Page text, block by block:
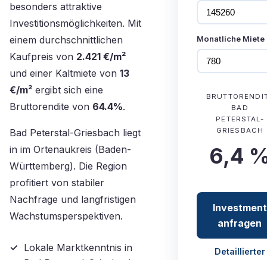
besonders attraktive
Investitionsmöglichkeiten. Mit
einem durchschnittlichen
Kaufpreis von 2.421 €/m²
und einer Kaltmiete von 13
€/m² ergibt sich eine
Bruttorendite von 64.4%.
Bad Peterstal-Griesbach liegt
in im Ortenaukreis (Baden-
Württemberg). Die Region
profitiert von stabiler
Nachfrage und langfristigen
Wachstumsperspektiven.
Lokale Marktkenntnis in
Monatliche Miete
BAD
PETERSTAL-
GRIESBACH
6,4
Investment
anfragen
Detaillierter